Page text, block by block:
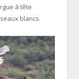
à tête
blancs.